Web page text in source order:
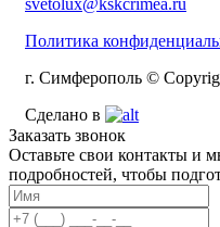
Политика
г. Симферополь ©
Сделано в
Заказать звонок
Оставьте свои контакты и
подробностей, чтобы